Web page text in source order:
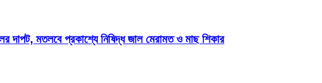
দাপট, মতলবে প্রকাশ্যে নিষিদ্ধ জাল মেরামত ও মাছ শিকার